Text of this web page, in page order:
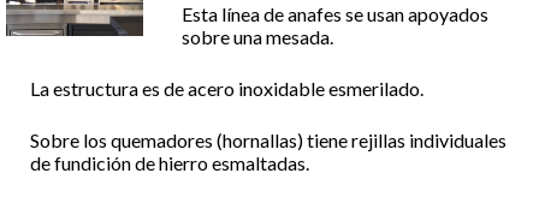
Esta línea de anafes se usan apoyados
sobre una mesada.
La estructura es de acero inoxidable esmerilado.
Sobre los quemadores (hornallas) tiene rejillas individuales
de fundición de hierro esmaltadas.